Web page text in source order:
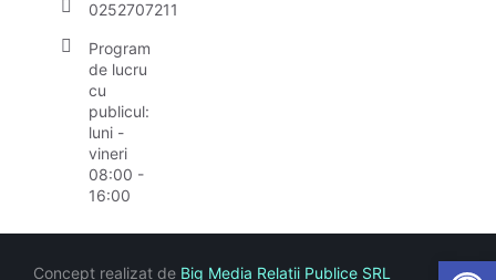
0252707211
Program
de lucru
cu
publicul:
luni -
vineri
08:00 -
16:00
Concept realizat de Big Media Relații Publice SRL